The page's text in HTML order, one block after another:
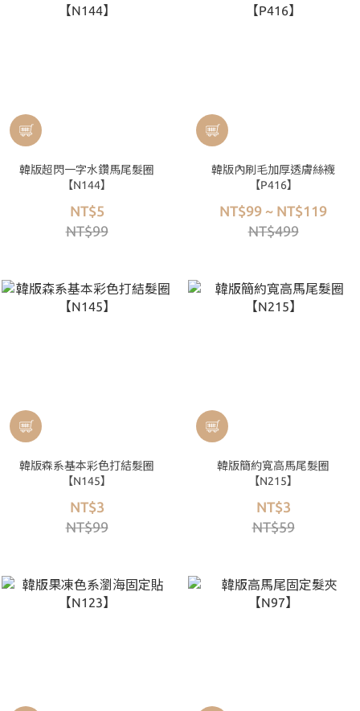
韓版超閃一字水鑽馬尾髮圈
【N144】
NT$5
NT$99
韓版內刷毛加厚透膚絲襪
【P416】
NT$99 ~ NT$119
NT$499
韓版森系基本彩色打結髮圈
【N145】
NT$3
NT$99
韓版簡約寬高馬尾髮圈
【N215】
NT$3
NT$59